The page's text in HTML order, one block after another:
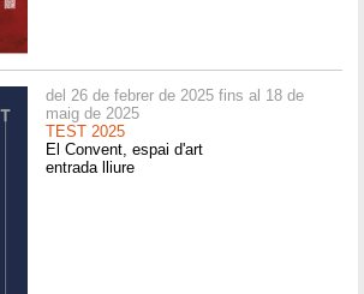
del 26 de febrer de 2025 fins al 18 de
maig de 2025
TEST 2025
El Convent, espai d'art
entrada lliure